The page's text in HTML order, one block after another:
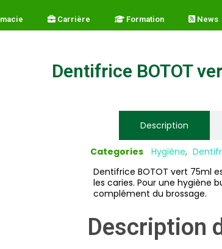
macie Carrière Formation News
Dentifrice BOTOT
Description
Categories Hygiène,
Dentifrice BOTOT vert 75ml
les caries. Pour une hygiène
complément du brossage.
Description